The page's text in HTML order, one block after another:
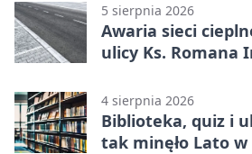
5 sierpnia 2026
Awaria sieci
ulicy Ks. Romana
4 sierpnia 2026
Biblioteka, quiz i
tak minęło Lato w